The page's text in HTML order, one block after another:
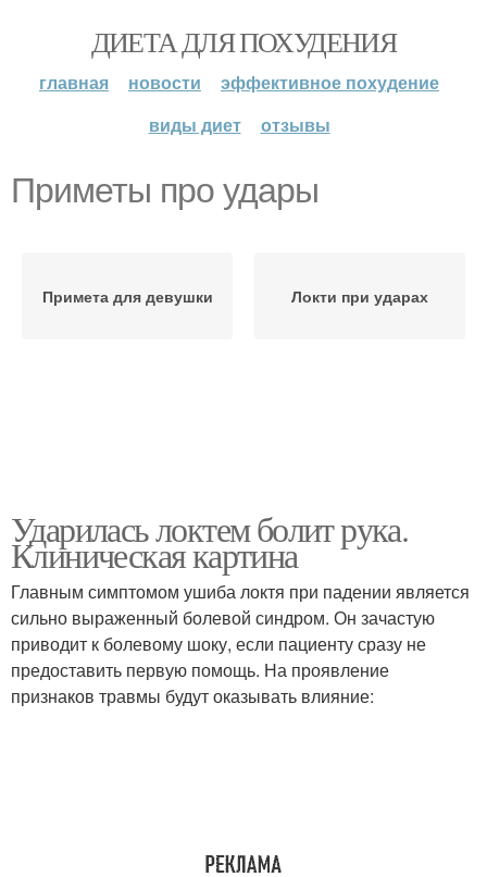
ДИЕТА ДЛЯ ПОХУДЕНИЯ
главная новости
эффективное похудение
виды диет
отзывы
Приметы про удары
Примета для девушки Локти при ударах
Ударилась локтем болит рука.
Клиническая картина
Главным симптомом ушиба локтя при падении является
сильно выраженный болевой синдром. Он зачастую
приводит к болевому шоку, если пациенту сразу не
предоставить первую помощь. На проявление
признаков травмы будут оказывать влияние: